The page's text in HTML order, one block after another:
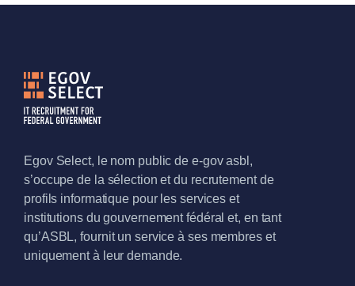
Egov Select, le nom public de e-gov asbl,
s’occupe de la sélection et du recrutement de
profils informatique pour les services et
institutions du gouvernement fédéral et, en tant
qu’ASBL, fournit un service à ses membres et
uniquement à leur demande.